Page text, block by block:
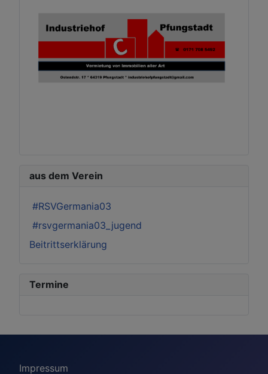
aus dem Verein
#RSVGermania03
#rsvgermania03_jugend
Beitrittserklärung
Termine
Impressum